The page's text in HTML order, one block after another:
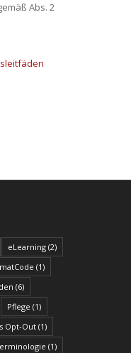
Abs. 2
eLearning(2)
(1)
(6)
Pflege (1)
Opt-Out(1)
(1)